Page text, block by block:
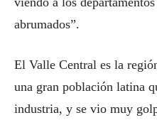
abrumados”.
El Valle Central es la
una gran población latina
industria, y se vio muy